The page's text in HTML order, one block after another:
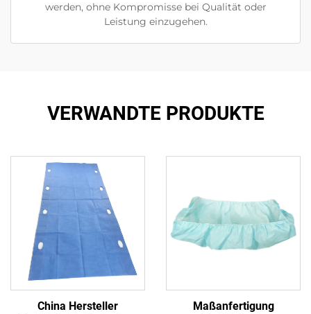
werden, ohne Kompromisse bei Qualität oder
Leistung einzugehen.
VERWANDTE PRODUKTE
China Hersteller
Maßanfertigung